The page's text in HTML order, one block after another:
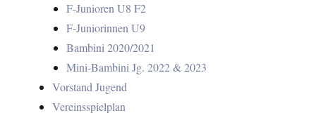
F-Junioren U8 F2
F-Juniorinnen U9
Bambini 2020/2021
Mini-Bambini Jg. 2022 & 2023
Vorstand Jugend
Vereinsspielplan